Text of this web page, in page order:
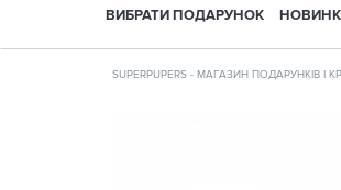
ВИБРАТИ ПОДАРУНОК
SUPERPUPERS - МАГАЗИН ПОДАРУНКІВ І